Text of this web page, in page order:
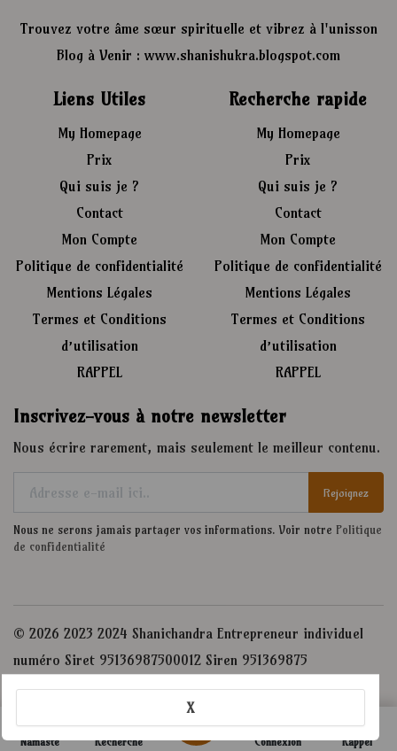
Trouvez votre âme sœur spirituelle et vibrez à l'unisson
Blog à Venir : www.shanishukra.blogspot.com
Liens Utiles
My Homepage
Prix
Qui suis je ?
Contact
Mon Compte
Politique de confidentialité
Mentions Légales
Termes et Conditions
d’utilisation
RAPPEL
Recherche rapide
My Homepage
Prix
Qui suis je ?
Contact
Mon Compte
Politique de confidentialité
Mentions Légales
Termes et Conditions
d’utilisation
RAPPEL
Inscrivez-vous à notre newsletter
Nous écrire rarement, mais seulement le meilleur contenu.
Rejoignez
Nous ne serons jamais partager vos informations. Voir notre Politique
de confidentialité
© 2026 2023 2024 Shanichandra Entrepreneur individuel
numéro Siret 95136987500012 Siren 951369875
Namasté Recherche Connexion Rappel
AdminVient de se connecter. Dites bonjour !
X